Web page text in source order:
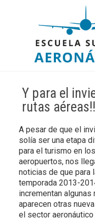
Y para el
rutas
A pesar de que el
solía ser una etapa
para el turismo en los
aeropuertos, nos
noticias de que para
temporada 2013-
incrementan algunas
aparecen otras
el sector